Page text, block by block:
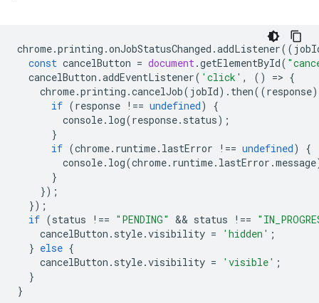
chrome.printing .onJobStatusChanged .addListener((
const cancelButton = document.getElementById(
cancelButton .addEventListener( 'click' , () => {
chrome.printing .cancelJob( jobId). then((response)
if (response !== undefined)
{
console. log(response. status);
}
if (chrome. runtime. lastError !== undefined)
{
console. log(chrome. runtime. lastError .message
}
});
});
if (status !== "PENDING" && status !==
cancelButton . style.visibility = 'hidden' ;
} else {
cancelButton . style.visibility = 'visible' ;
}
}